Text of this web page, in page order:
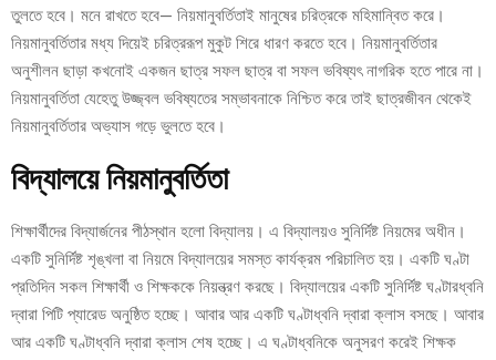
তুলতে হবে। মনে রাখতে হবে— নিয়মানুবর্তিতাই মানুষের চরিত্রকে মহিমান্বিত করে।
নিয়মানুবর্তিতার মধ্য দিয়েই চরিত্ররূপ মুকুট শিরে ধারণ করতে হবে। নিয়মানুবর্তিতার
অনুশীলন ছাড়া কখনোই একজন ছাত্র সফল ছাত্র বা সফল ভবিষ্যৎ নাগরিক হতে পারে না।
নিয়মানুবর্তিতা যেহেতু উজ্জ্বল ভবিষ্যতের সম্ভাবনাকে নিশ্চিত করে তাই ছাত্রজীবন থেকেই
নিয়মানুবর্তিতার অভ্যাস গড়ে ভুলতে হবে।
বিদ্যালয়ে নিয়মানুবর্তিতা
শিক্ষার্থীদের বিদ্যার্জনের পীঠস্থান হলো বিদ্যালয়। এ বিদ্যালয়ও সুনির্দিষ্ট নিয়মের অধীন।
একটি সুনির্দিষ্ট শৃঙ্খলা বা নিয়মে বিদ্যালয়ের সমস্ত কার্যক্রম পরিচালিত হয়। একটি ঘণ্টা
প্রতিদিন সকল শিক্ষার্থী ও শিক্ষককে নিয়ন্ত্রণ করছে। বিদ্যালয়ের একটি সুনির্দিষ্ট ঘণ্টারধ্বনি
দ্বারা পিটি প্যারেড অনুষ্ঠিত হচ্ছে। আবার আর একটি ঘণ্টাধ্বনি দ্বারা ক্লাস বসছে। আবার
আর একটি ঘণ্টাধ্বনি দ্বারা ক্লাস শেষ হচ্ছে। এ ঘণ্টাধ্বনিকে অনুসরণ করেই শিক্ষক